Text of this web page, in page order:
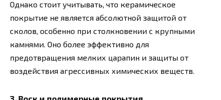
Однако стоит учитывать, что керамическое
покрытие не является абсолютной защитой от
сколов, особенно при столкновении с крупными
камнями. Оно более эффективно для
предотвращения мелких царапин и защиты от
воздействия агрессивных химических веществ.